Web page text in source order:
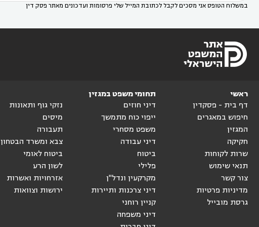
במשלוח הטופס אני מסכים לקבל לכתובת המייל שלי פרסומות ועדכונים מאתר פסק דין
ראשי
דף בית - פסקדין
חיפוש במאגרים
המגזין
חקיקה
שרות לקוחות
תנאי שימוש
צור קשר
מדיניות פרטיות
גרסת מובייל
תחומי משפט במגזין
דיני חוזים
ייפוי כוח מתמשך
משפט מסחרי
דיני עבודה
ביטוח
פלילי
מקרקעין ונדל"ן
דיני צרכנות ותיירות
קניין רוחני
דיני משפחה
נזקי גוף ותאונות
מיסים
תעבורה
צבא ומשרד הבטחון
ביטוח לאומי
לשון הרע
אזרחויות ואשרות
ירושות וצוואות